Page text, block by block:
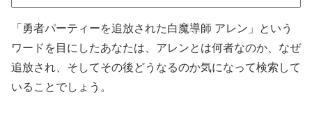
「勇者パーティーを追放された白魔導師 アレン」という
ワードを目にしたあなたは、アレンとは何者なのか、なぜ
追放され、そしてその後どうなるのか気になって検索して
いることでしょう。